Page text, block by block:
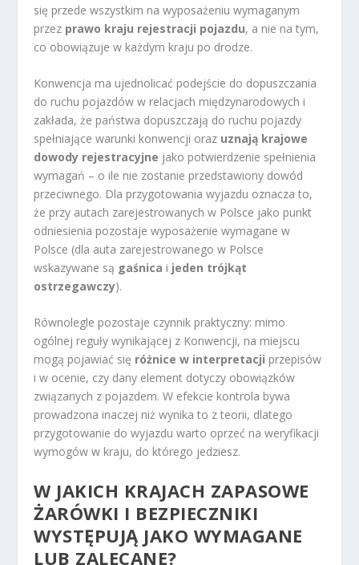
się przede wszystkim na wyposażeniu wymaganym
przez prawo kraju rejestracji pojazdu, a nie na tym,
co obowiązuje w każdym kraju po drodze.
Konwencja ma ujednolicać podejście do dopuszczania
do ruchu pojazdów w relacjach międzynarodowych i
zakłada, że państwa dopuszczają do ruchu pojazdy
spełniające warunki konwencji oraz uznają krajowe
dowody rejestracyjne jako potwierdzenie spełnienia
wymagań – o ile nie zostanie przedstawiony dowód
przeciwnego. Dla przygotowania wyjazdu oznacza to,
że przy autach zarejestrowanych w Polsce jako punkt
odniesienia pozostaje wyposażenie wymagane w
Polsce (dla auta zarejestrowanego w Polsce
wskazywane są gaśnica i jeden trójkąt
ostrzegawczy).
Równolegle pozostaje czynnik praktyczny: mimo
ogólnej reguły wynikającej z Konwencji, na miejscu
mogą pojawiać się różnice w interpretacji przepisów
i w ocenie, czy dany element dotyczy obowiązków
związanych z pojazdem. W efekcie kontrola bywa
prowadzona inaczej niż wynika to z teorii, dlatego
przygotowanie do wyjazdu warto oprzeć na weryfikacji
wymogów w kraju, do którego jedziesz.
W JAKICH KRAJACH ZAPASOWE
ŻARÓWKI I BEZPIECZNIKI
WYSTĘPUJĄ JAKO WYMAGANE
LUB ZALECANE?